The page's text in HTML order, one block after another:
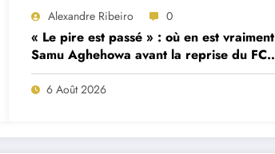
Alexandre Ribeiro 0
« Le pire est passé » : où en est vraiment
Samu Aghehowa avant la reprise du FC
Porto ?
6 Août 2026